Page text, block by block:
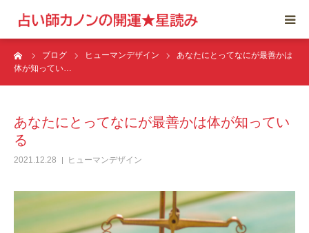
ブログ ヒューマンデザイン
あなたにとってなにが最善かは
体が知ってい…
あなたにとってなにが最善かは体が知ってい
る
2021.12.28 ヒューマンデザイン
トップ